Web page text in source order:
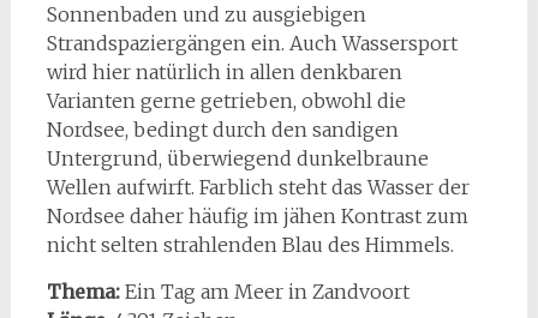
Sonnenbaden und zu ausgiebigen
Strandspaziergängen ein. Auch Wassersport
wird hier natürlich in allen denkbaren
Varianten gerne getrieben, obwohl die
Nordsee, bedingt durch den sandigen
Untergrund, überwiegend dunkelbraune
Wellen aufwirft. Farblich steht das Wasser der
Nordsee daher häufig im jähen Kontrast zum
nicht selten strahlenden Blau des Himmels.
Thema: Ein Tag am Meer in Zandvoort